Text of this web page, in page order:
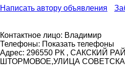
Написать автору объявления
Контактное лицо: Владимир
Телефоны: Показать телефоны
Адрес: 296550 РК , САКСКИЙ
ШТОРМОВОЕ,УЛИЦА